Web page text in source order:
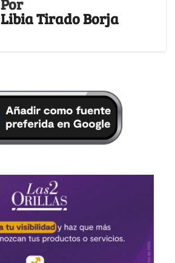
Libia Tirado Borja